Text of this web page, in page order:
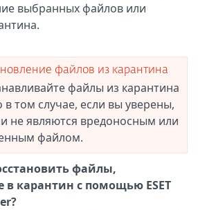
выбранных файлов или
файлов из карантина
файлы из карантина
в том случае, если вы уверены,
не являются вредоносным или
файлом.
файлы,
карантин с помощью ESET